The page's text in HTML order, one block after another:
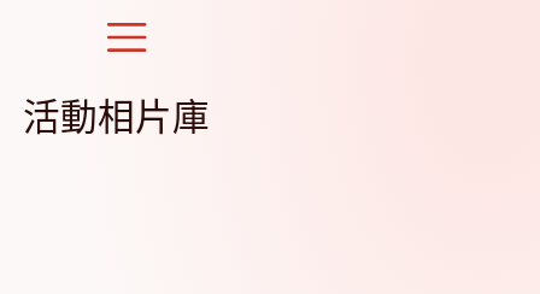
活動相片庫